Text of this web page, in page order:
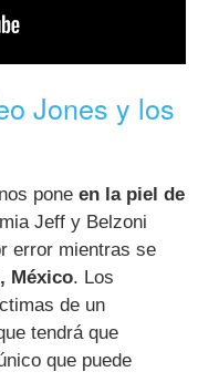
Jones y los
nos poneen la piel de
Jeff y Belzoni
error mientras se
México. Los
de un
tendrá que
que puede